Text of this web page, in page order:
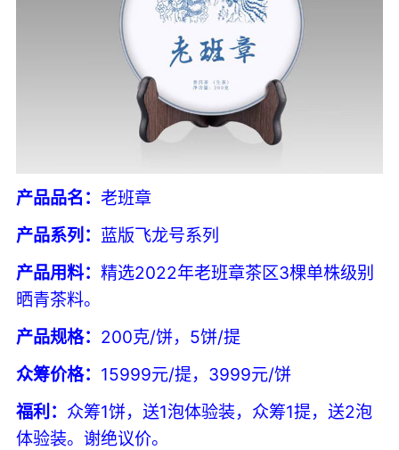
产品品名： 老班章
产品系列： 蓝版飞龙号系列
产品用料： 精选2022年老班章茶区3棵单株级别
晒青茶料。
产品规格： 200克/饼，5饼/提
众筹价格： 15999元/提，3999元/饼
福利： 众筹1饼，送1泡体验装，众筹1提，送2泡
体验装。谢绝议价。